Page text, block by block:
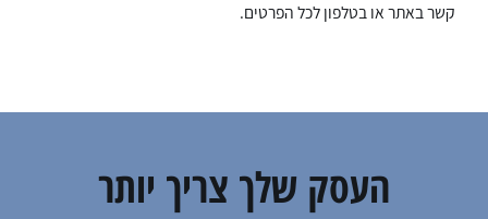
קשר באתר או בטלפון לכל הפרטים.
העסק שלך צריך יותר